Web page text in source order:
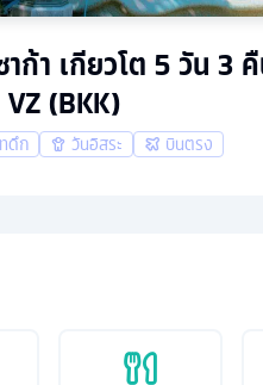
ก้า เกียวโต 5 วัน 3
(BKK)
ดึก วันอิสระ บินตรง